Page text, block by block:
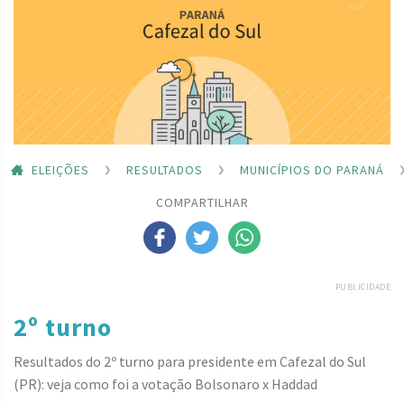
ELEIÇÕES RESULTADOS
MUNICÍPIOS DO PARANÁ
COMPARTILHAR
PUBLICIDADE
2º turno
Resultados do 2º turno para presidente em Cafezal do Sul
(PR): veja como foi a votação Bolsonaro x Haddad